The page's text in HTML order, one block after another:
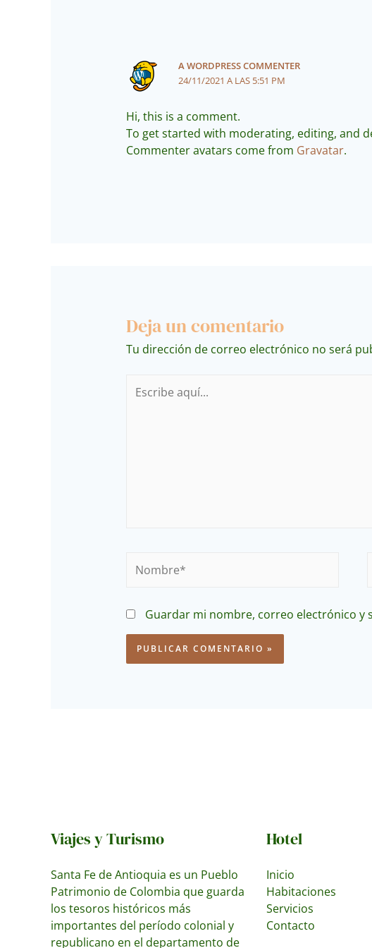
A WORDPRESS COMMENTER
24/11/2021 A LAS 5:51 PM
Hi, this is a comment.
To get started with moderating, editing, and
Commenter avatars come from Gravatar.
Deja un comentario
Tu dirección de correo electrónico no será
aquí...
Guardar mi nombre, correo electrónico y
Viajes y Turismo
Santa Fe de Antioquia es un Pueblo
Patrimonio de Colombia que guarda
los tesoros históricos más
importantes del período colonial y
republicano en el departamento de
Hotel
Inicio
Habitaciones
Servicios
Contacto